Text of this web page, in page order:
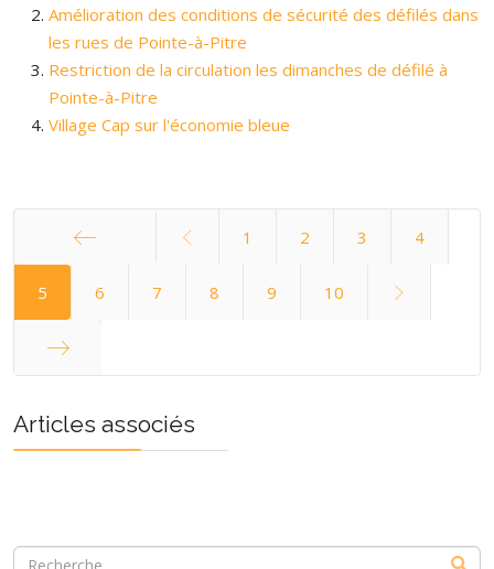
Amélioration des conditions de sécurité des défilés dans
les rues de Pointe-à-Pitre
Restriction de la circulation les dimanches de défilé à
Pointe-à-Pitre
Village Cap sur l'économie bleue
Démarrer
1 2 3 4
5 6 7 8 9 10
Articles associés